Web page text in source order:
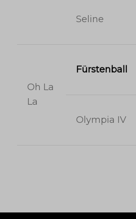
Seline
Oh La
La
Fürstenball
Olympia IV